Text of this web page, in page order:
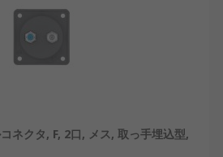
適合します。たとえば、
トの背面まで配線します。
ンテナのウォールプレート
り付けます。
ットの接続タ
ネクタ, F, 2口, メス, 取っ手埋込型,